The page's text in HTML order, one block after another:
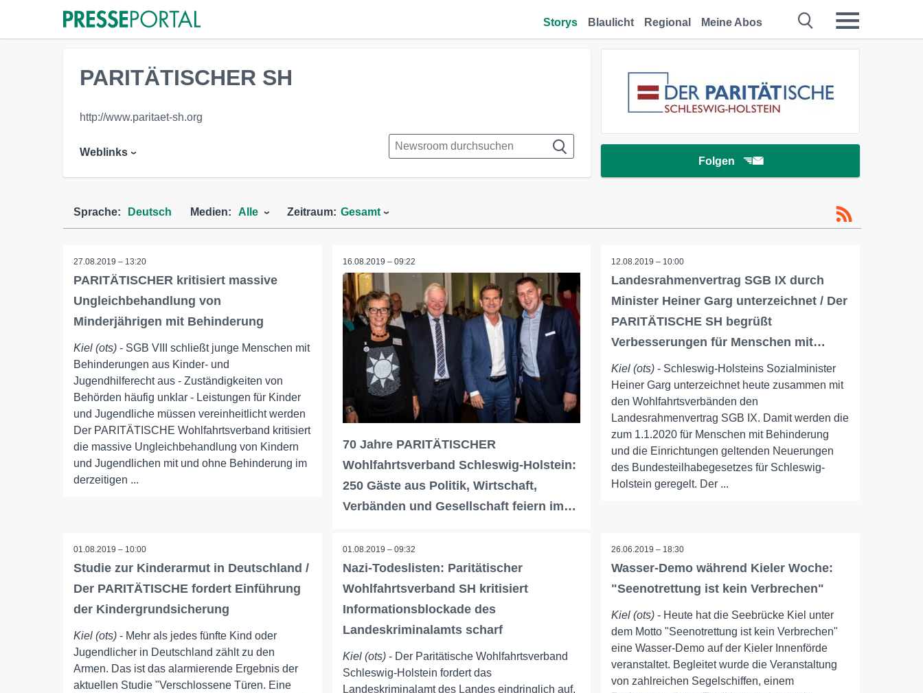
Storys Blaulicht Regional Meine Abos
Folgen
PARITÄTISCHER SH
http://www.paritaet-sh.org
Weblinks
Sprache: Deutsch Medien: Alle Zeitraum: Gesamt
27.08.2019 – 13:20
PARITÄTISCHER kritisiert massive
Ungleichbehandlung von
Minderjährigen mit Behinderung
Kiel (ots) - SGB VIII schließt junge Menschen mit
Behinderungen aus Kinder- und
Jugendhilferecht aus - Zuständigkeiten von
Behörden häufig unklar - Leistungen für Kinder
und Jugendliche müssen vereinheitlicht werden
Der PARITÄTISCHE Wohlfahrtsverband kritisiert
die massive Ungleichbehandlung von Kindern
und Jugendlichen mit und ohne Behinderung im
derzeitigen ...
16.08.2019 – 09:22
70 Jahre PARITÄTISCHER
Wohlfahrtsverband Schleswig-Holstein:
250 Gäste aus Politik, Wirtschaft,
Verbänden und Gesellschaft feiern im…
12.08.2019 – 10:00
Landesrahmenvertrag SGB IX durch
Minister Heiner Garg unterzeichnet / Der
PARITÄTISCHE SH begrüßt
Verbesserungen für Menschen mit…
Kiel (ots) - Schleswig-Holsteins Sozialminister
Heiner Garg unterzeichnet heute zusammen mit
den Wohlfahrtsverbänden den
Landesrahmenvertrag SGB IX. Damit werden die
zum 1.1.2020 für Menschen mit Behinderung
und die Einrichtungen geltenden Neuerungen
des Bundesteilhabegesetzes für Schleswig-
Holstein geregelt. Der ...
01.08.2019 – 10:00
Studie zur Kinderarmut in Deutschland /
Der PARITÄTISCHE fordert Einführung
der Kindergrundsicherung
Kiel (ots) - Mehr als jedes fünfte Kind oder
Jugendlicher in Deutschland zählt zu den
Armen. Das ist das alarmierende Ergebnis der
aktuellen Studie "Verschlossene Türen. Eine
01.08.2019 – 09:32
Nazi-Todeslisten: Paritätischer
Wohlfahrtsverband SH kritisiert
Informationsblockade des
Landeskriminalamts scharf
Kiel (ots)- Der Paritätische Wohlfahrtsverband
Schleswig-Holstein fordert das
Landeskriminalamt des Landes eindringlich auf,
26.06.2019 – 18:30
Wasser-Demo während Kieler Woche:
"Seenotrettung ist kein Verbrechen"
Kiel (ots) - Heute hat die Seebrücke Kiel unter
dem Motto "Seenotrettung ist kein Verbrechen"
eine Wasser-Demo auf der Kieler Innenförde
veranstaltet. Begleitet wurde die Veranstaltung
von zahlreichen Segelschiffen, einem